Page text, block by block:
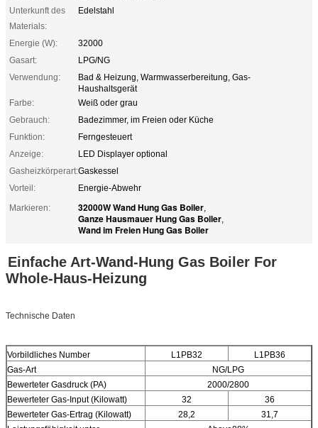
Unterkunft des
Materials:
Edelstahl
Energie (W):
32000
Gasart:
LPG/NG
Verwendung:
Bad & Heizung, Warmwasserbereitung, Gas-
Haushaltsgerät
Farbe:
Weiß oder grau
Gebrauch:
Badezimmer, im Freien oder Küche
Funktion:
Ferngesteuert
Anzeige:
LED Displayer optional
Gasheizkörperart:Gaskessel
Vorteil:
Energie-Abwehr
Markieren:
32000W Wand Hung Gas Boiler,
Ganze Hausmauer Hung Gas Boiler,
Wand im Freien Hung Gas Boiler
Einfache Art-Wand-Hung Gas Boiler For
Whole-Haus-Heizung
Technische Daten
Vorbildliches Number L1PB32
L1PB36
Gas-Art
NG/LPG
Bewerteter Gasdruck (PA)
2000/2800
Bewerteter Gas-Input (Kilowatt)
32
36
Bewerteter Gas-Ertrag (Kilowatt)
28,2
31,7